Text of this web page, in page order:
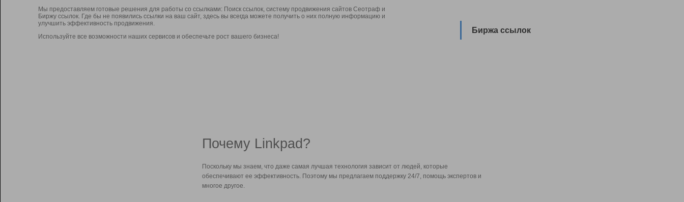
Мы предоставляем готовые решения для работы со ссылками: Поиск ссылок, систему продвижения сайтов Сеотраф и
Биржу ссылок. Где бы не появились ссылки на ваш сайт, здесь вы всегда можете получить о них полную информацию и
улучшить эффективность продвижения.
Используйте все возможности наших сервисов и обеспечьте рост вашего бизнеса!
Биржа ссылок
Почему Linkpad?
Поскольку мы знаем, что даже самая лучшая технология зависит от людей, которые
обеспечивают ее эффективность. Поэтому мы предлагаем поддержку 24/7, помощь экспертов и
многое другое.